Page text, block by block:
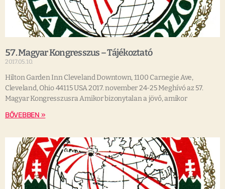
57. Magyar Kongresszus – Tájékoztató
2017.05.10.
Hilton Garden Inn Cleveland Downtown, 1100 Carnegie Ave,
Cleveland, Ohio 44115 USA 2017. november 24-25 Meghívó az 57.
Magyar Kongresszusra Amikor bizonytalan a jövő, amikor
BŐVEBBEN »